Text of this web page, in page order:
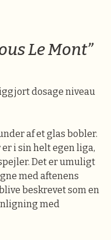
Le Mont”
dosage niveau
af et glas bobler.
i sin helt egen liga,
Det er umuligt
med aftenens
beskrevet som en
med